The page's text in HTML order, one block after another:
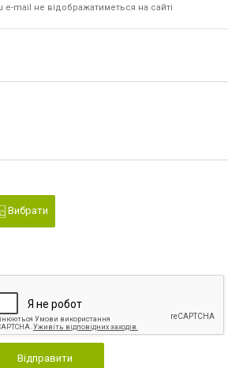
e-mail не відображатиметься на сайті
Вибрати
Відправити